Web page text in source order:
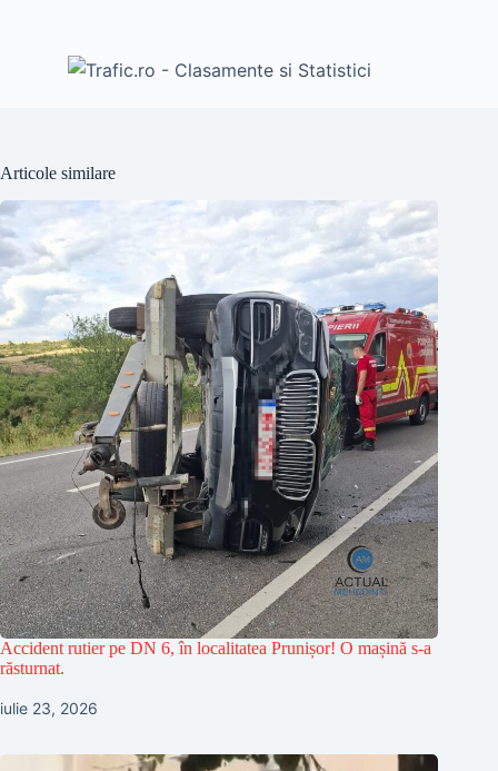
Articole similare
Accident rutier pe DN 6, în localitatea Prunișor! O mașină s-a
răsturnat.
iulie 23, 2026